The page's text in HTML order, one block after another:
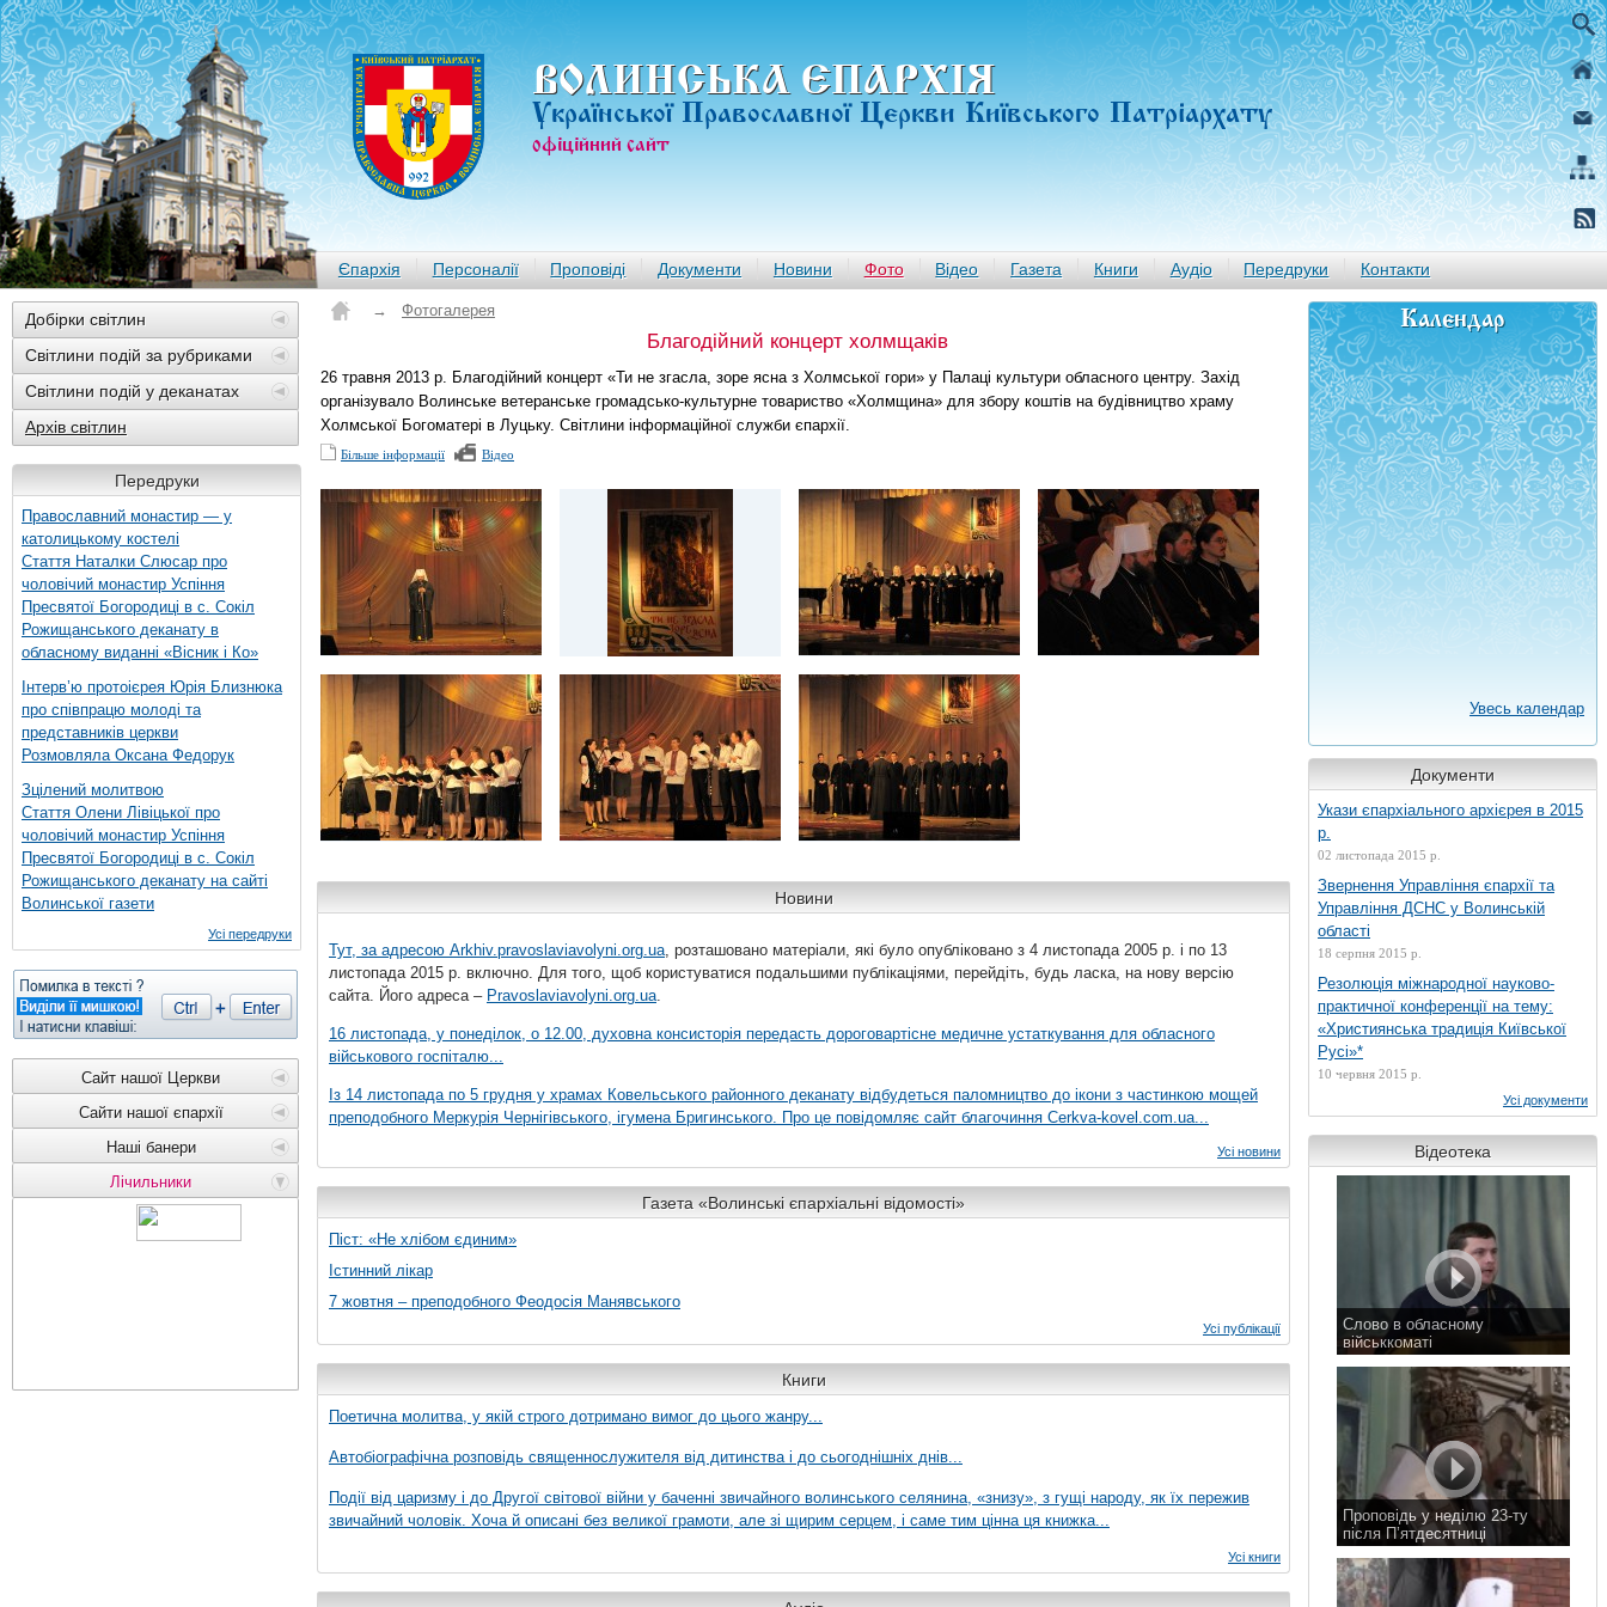
ВОЛИНСЬКА ЄПАРХIЯ
Української Православної Церкви Київського Патріархату
офiцiйний сайт
Єпархія Персоналії Проповіді Документи Новини Фото Відео Газета Книги Аудіо Передруки Контакти
Добірки світлин
Світлини подій за рубриками
Світлини подій у деканатах
Архів світлин
Передруки
Православний монастир — у
католицькому костелі
Стаття Наталки Слюсар про
чоловічий монастир Успіння
Пресвятої Богородиці в с. Сокіл
Рожищанського деканату в
обласному виданні «Вісник і Ко»
Інтерв’ю протоієрея Юрія Близнюка
про співпрацю молоді та
представників церкви
Розмовляла Оксана Федорук
Зцілений молитвою
Стаття Олени Лівіцької про
чоловічий монастир Успіння
Пресвятої Богородиці в с. Сокіл
Рожищанського деканату на сайті
Волинської газети
Усі передруки
Сайт нашої Церкви
Сайти нашої єпархії
Наші банери
Лічильники
→ Фотогалерея
Благодійний концерт холмщаків
26 травня 2013 р. Благодійний концерт «Ти не згасла, зоре ясна з Холмської гори» у Палаці культури обласного центру. Захід
організувало Волинське ветеранське громадсько-культурне товариство «Холмщина» для збору коштів на будівництво храму
Холмської Богоматері в Луцьку. Світлини інформаційної служби єпархії.
Більше інформації Відео
Новини
Тут, за адресою Arkhiv.pravoslaviavolyni.org.ua, розташовано матеріали, які було опубліковано з 4 листопада 2005 р. і по 13
листопада 2015 р. включно. Для того, щоб користуватися подальшими публікаціями, перейдіть, будь ласка, на нову версію
сайта. Його адреса – Pravoslaviavolyni.org.ua.
16 листопада, у понеділок, о 12.00, духовна консисторія передасть дороговартісне медичне устаткування для обласного
військового госпіталю...
Із 14 листопада по 5 грудня у храмах Ковельського районного деканату відбудеться паломництво до ікони з частинкою мощей
преподобного Меркурія Чернігівського, ігумена Бригинського. Про це повідомляє сайт благочиння Сerkva-kovel.com.ua...
Усі новини
Газета «Волинські єпархіальні відомості»
Піст: «Не хлібом єдиним»
Істинний лікар
7 жовтня – преподобного Феодосія Манявського
Усі публікації
Книги
Поетична молитва, у якій строго дотримано вимог до цього жанру...
Автобіографічна розповідь священнослужителя від дитинства і до сьогоднішніх днів...
Події від царизму і до Другої світової війни у баченні звичайного волинського селянина, «знизу», з гущі народу, як їх пережив
звичайний чоловік. Хоча й описані без великої грамоти, але зі щирим серцем, і саме тим цінна ця книжка...
Усі книги
Календар
Увесь календар
Документи
Укази єпархіального архієрея в 2015
р.
02 листопада 2015 р.
Звернення Управління єпархії та
Управління ДСНС у Волинській
області
18 серпня 2015 р.
Резолюція міжнародної науково-
практичної конференції на тему:
«Християнська традиція Київської
Русі»*
10 червня 2015 р.
Усі документи
Відеотека
Слово в обласному
військкоматі
Проповідь у неділю 23-ту
після П’ятдесятниці